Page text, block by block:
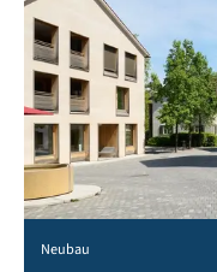
Neubau